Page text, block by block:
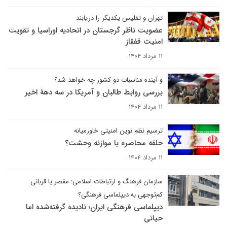
تهران و تفلیس یکدیگر را دریابند
عضویت ناظر گرجستان در اتحادیه اوراسیا و تقویت
امنیت قفقاز
۱۱ مرداد ۱۴۰۴
و آینده مناسبات دو کشور چه خواهد شد؟
بررسی روابط طالبان و آمریکا در سه دهۀ اخیر
۱۱ مرداد ۱۴۰۴
ترسیم نظم نوین امنیتی خاورمیانه
حلقه محاصره یا موازنه وحشت؟
۱۱ مرداد ۱۴۰۴
سازمان فرهنگ و ارتباطات اسلامی: مقصر یا قربانی
کم‌توجهی به دیپلماسی فرهنگی؟
دیپلماسی فرهنگی ایران؛ نادیده گرفته‌شده اما
حیاتی